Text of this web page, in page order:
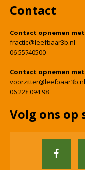
Contact
Contact opnemen
fractie@leefbaar3b.nl
06 55740500
Contact opnemen
voorzitter@leefbaar3b.nl
06 228 094 98
Volg ons op